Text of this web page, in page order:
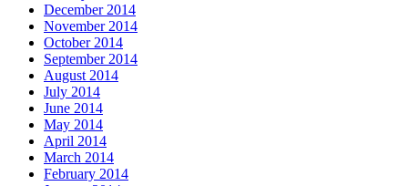
December 2014
November 2014
October 2014
September 2014
August 2014
July 2014
June 2014
May 2014
April 2014
March 2014
February 2014